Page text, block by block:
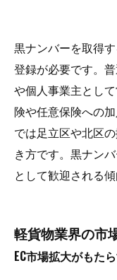
黒ナンバーを取得
登録が必要です。
や個人事業主とし
険や任意保険への
では足立区や北区
き方です。黒ナン
として歓迎される傾
軽貨物業界の市
EC市場拡大がもた